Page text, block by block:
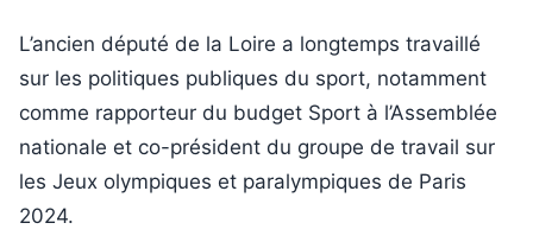
L’ancien député de la Loire a longtemps travaillé
sur les politiques publiques du sport, notamment
comme rapporteur du budget Sport à l’Assemblée
nationale et co-président du groupe de travail sur
les Jeux olympiques et paralympiques de Paris
2024.